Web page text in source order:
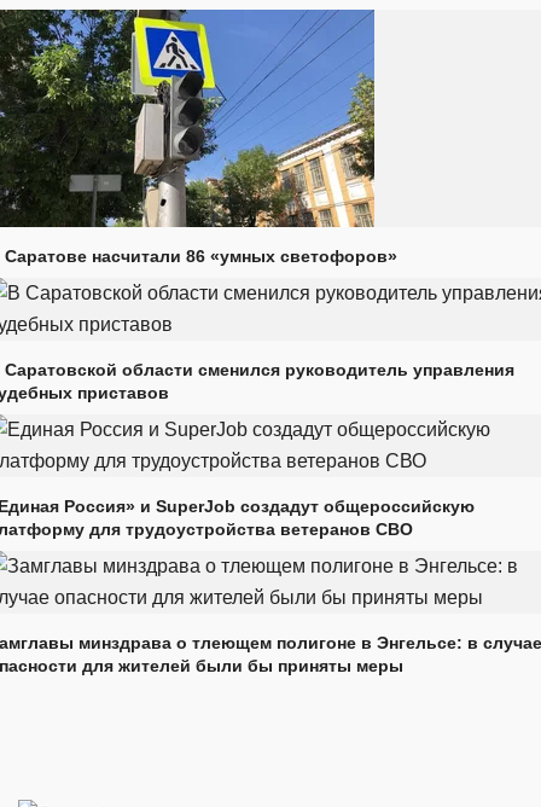
Саратове насчитали 86 «умных светофоров»
Саратовской области сменился руководитель управления
приставов
Россия» и SuperJob создадут общероссийскую
для трудоустройства ветеранов СВО
минздрава о тлеющем полигоне в Энгельсе: в случае
для жителей были бы приняты меры